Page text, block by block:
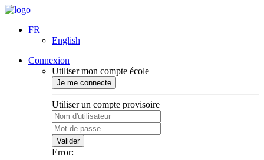
FR
English
Connexion
Utiliser mon compte école
Je me connecte
Utiliser un compte provisoire
Valider
Error: